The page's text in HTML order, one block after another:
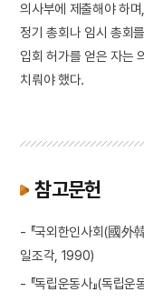
의사부에 제출해야 하
정기 총회나 임시 총회
입회 허가를 얻은 자는
치뤄야 했다.
참고문헌
- 『국외한인사회(國外
일조각, 1990)
- 『독립운동사』(독립